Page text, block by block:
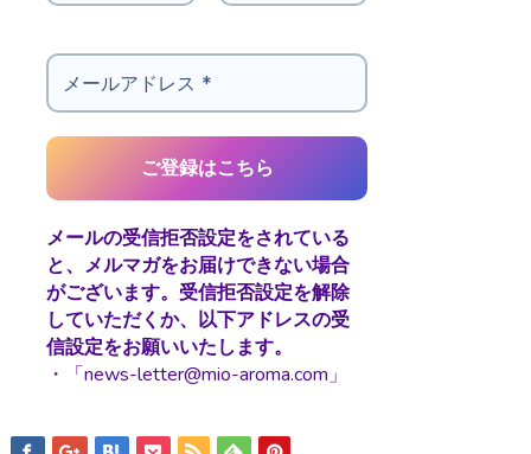
メールの受信拒否設定をされている
と、メルマガをお届けできない場合
がございます。受信拒否設定を解除
していただくか、以下アドレスの受
信設定をお願いいたします。
・「news-letter@mio-aroma.com」